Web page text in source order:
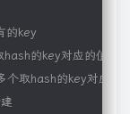
的key
的key对应的值
个取hash的key对应的